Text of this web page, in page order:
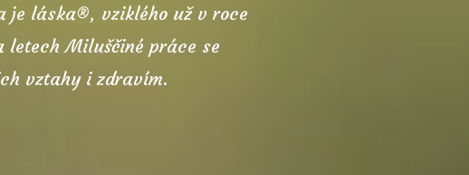
je láska®, vziklého už v roce
letech Miluščiné práce se
vztahy i zdravím.